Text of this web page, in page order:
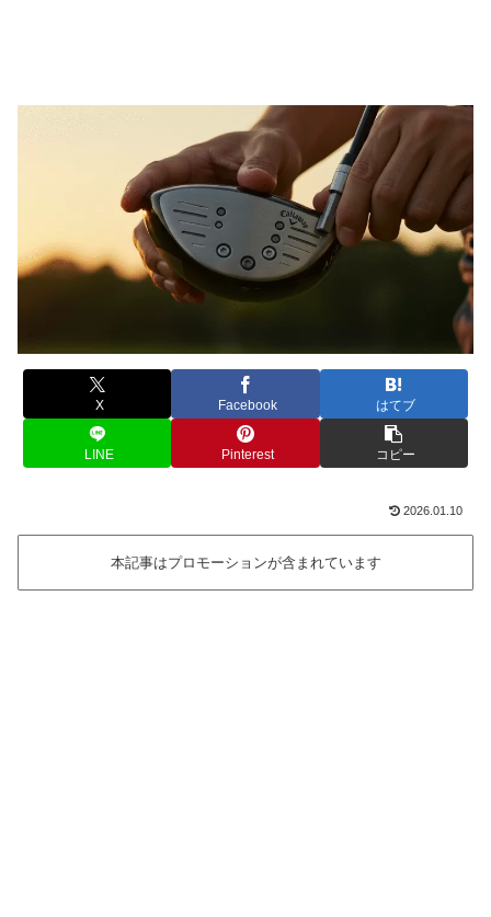
X Facebook はてブ
LINE Pinterest コピー
2026.01.10
本記事はプロモーションが含まれています